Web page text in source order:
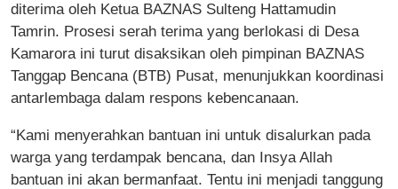
diterima oleh Ketua BAZNAS Sulteng Hattamudin
Tamrin. Prosesi serah terima yang berlokasi di Desa
Kamarora ini turut disaksikan oleh pimpinan BAZNAS
Tanggap Bencana (BTB) Pusat, menunjukkan koordinasi
antarlembaga dalam respons kebencanaan.
“Kami menyerahkan bantuan ini untuk disalurkan pada
warga yang terdampak bencana, dan Insya Allah
bantuan ini akan bermanfaat. Tentu ini menjadi tanggung